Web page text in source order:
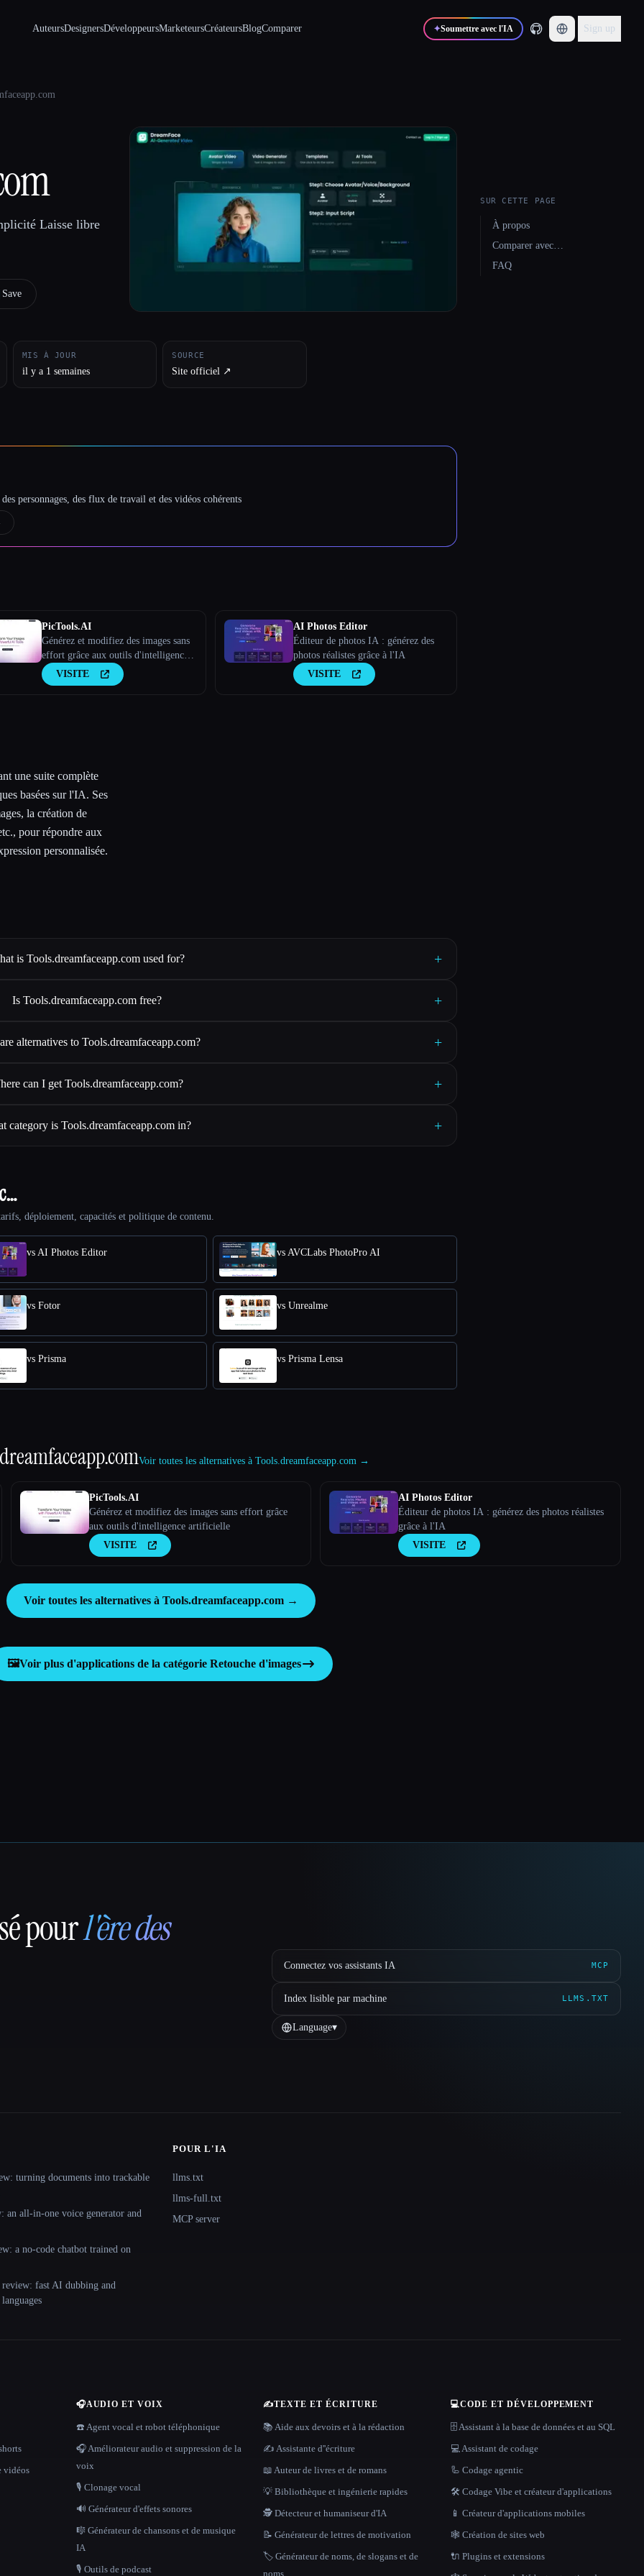
AuteursDesignersDéveloppeursMarketeursCréateursBlogComparer ✦Soumettre avec l'IA Sign up
Laisse libre
Save
MIS À JOUR
il y a 1 semaines
SOURCE
Site officiel ↗︎
personnages, des flux de travail et des vidéos cohérents
PicTools.AI
Générez et modifiez des images sans
effort grâce aux outils d'intelligence
artificielle
VISITE
AI Photos Editor
Éditeur de photos IA : générez des
photos réalistes grâce à l'IA
VISITE
une suite complète
basées sur l'IA. Ses
la création de
pour répondre aux
personnalisée.
is Tools.dreamfaceapp.com used for? +
Is Tools.dreamfaceapp.com free? +
alternatives to Tools.dreamfaceapp.com? +
can I get Tools.dreamfaceapp.com? +
category is Tools.dreamfaceapp.com in? +
déploiement, capacités et politique de contenu.
vs AI Photos Editor vs AVCLabs PhotoPro AI
vs Fotor vs Unrealme
vs Prisma vs Prisma Lensa
SUR CETTE PAGE
À propos
Comparer avec…
FAQ
Voir toutes les alternatives à Tools.dreamfaceapp.com →
PicTools.AI
Générez et modifiez des images sans effort grâce
aux outils d'intelligence artificielle
VISITE
AI Photos Editor
Éditeur de photos IA : générez des photos réalistes
grâce à l'IA
VISITE
Voir toutes les alternatives à Tools.dreamfaceapp.com →
🖼️Voir plus d'applications de la catégorie Retouche d'images
pourl'ère des
Connectez vos assistants IA MCP
Index lisible par machine LLMS.TXT
Language▾
turning documents into trackable
an all-in-one voice generator and
a no-code chatbot trained on
fast AI dubbing and
POUR L'IA
llms.txt
llms-full.txt
MCP server
vidéos
🎧AUDIO ET VOIX
☎️ Agent vocal et robot téléphonique
🎧 Améliorateur audio et suppression de la
voix
🎙️ Clonage vocal
🔊 Générateur d'effets sonores
🎼 Générateur de chansons et de musique
IA
🎙️ Outils de podcast
✍️TEXTE ET ÉCRITURE
📚 Aide aux devoirs et à la rédaction
✍️ Assistante d''écriture
📖 Auteur de livres et de romans
💡 Bibliothèque et ingénierie rapides
🕵️ Détecteur et humaniseur d'IA
📝 Générateur de lettres de motivation
🏷️ Générateur de noms, de slogans et de
noms
💻CODE ET DÉVELOPPEMENT
🗄️ Assistant à la base de données et au SQL
💻 Assistant de codage
🦾 Codage agentic
🛠️ Codage Vibe et créateur d'applications
📱 Créateur d'applications mobiles
🕸 Création de sites web
🔌 Plugins et extensions